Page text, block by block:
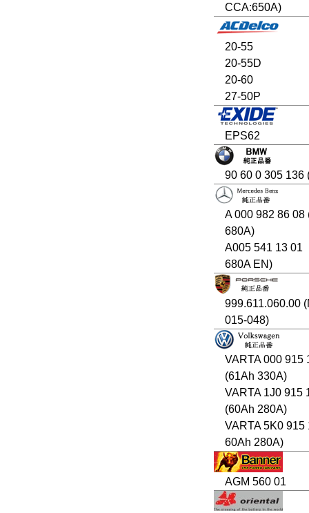
CCA:650A)
20-55
20-55D
20-60
27-50P
EPS62
90 60 0 305 136
A 000 982 86 08
680A)
A005 541 13 01
680A EN)
999.611.060.00
015-048)
VARTA 000 915
(61Ah 330A)
VARTA 1J0 915
(60Ah 280A)
VARTA 5K0 915
60Ah 280A)
AGM 560 01